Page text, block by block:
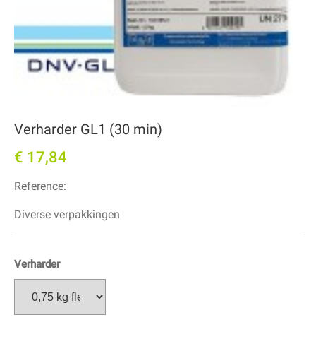
Verharder GL1 (30 min)
€ 17,84
Reference:
Diverse verpakkingen
Verharder